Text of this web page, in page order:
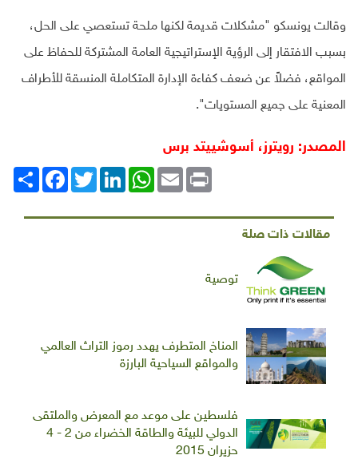
وقالت يونسكو "مشكلات قديمة لكنها ملحة تستعصي على الحل،
بسبب الافتقار إلى الرؤية الإستراتيجية العامة المشتركة للحفاظ على
المواقع، فضلاً عن ضعف كفاءة الإدارة المتكاملة المنسقة للأطراف
المعنية على جميع المستويات".
المصدر: رويترز، أسوشييتد برس
انشر
FacebookTwitterLinkedIn
WhatsAppEmail Print
مقالات ذات صلة
توصية
المناخ المتطرف يهدد رموز التراث العالمي
والمواقع السياحية البارزة
فلسطين على موعد مع المعرض والملتقى
الدولي للبيئة والطاقة الخضراء من 2 - 4
حزيران 2015